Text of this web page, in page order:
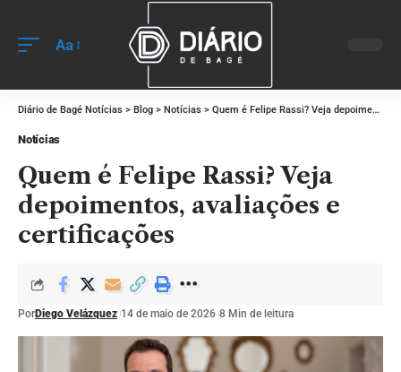
Aa
Diário de Bagé Notícias > Blog > Notícias > Quem é Felipe Rassi? Veja depoimentos, avaliações e certificações
Notícias
Quem é Felipe Rassi? Veja
depoimentos, avaliações e
certificações
PorDiego Velázquez 14 de maio de 2026 8 Min de leitura